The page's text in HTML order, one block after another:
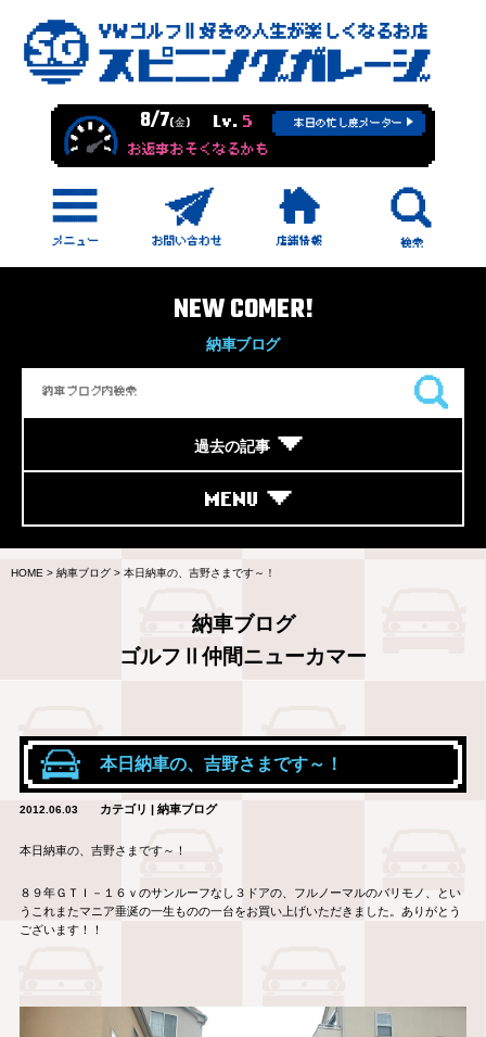
8/7(金) Lv. 5 本日の忙し度メーター
お返事おそくなるかも
NEW COMER!
納車ブログ
過去の記事
MENU
HOME > 納車ブログ > 本日納車の、吉野さまです～！
納車ブログ
ゴルフⅡ仲間ニューカマー
本日納車の、吉野さまです～！
2012.06.03 カテゴリ | 納車ブログ
本日納車の、吉野さまです～！
８９年ＧＴＩ－１６ｖのサンルーフなし３ドアの、フルノーマルのバリモノ、とい
うこれまたマニア垂涎の一生ものの一台をお買い上げいただきました。ありがとう
ございます！！